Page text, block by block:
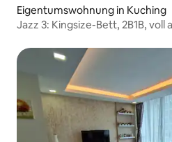
Eigentumswohnung in Kuching
Jazz 3: Kingsize-Bett, 2B1B,